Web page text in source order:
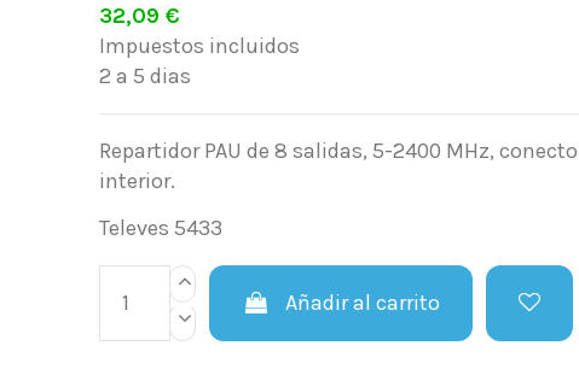
32,09 €
Impuestos incluidos
2 a 5 dias
Repartidor PAU de 8 salidas, 5-2400 MHz,
interior.
Televes 5433
Añadir al carrito